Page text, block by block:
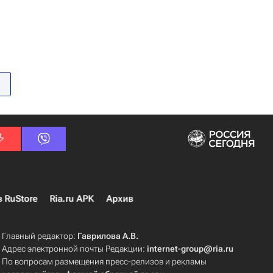
RuStore Ria.ru APK Архив
Главный редактор: Гаврилова А.В.
Адрес электронной почты Редакции:internet-group@ria.ru
По вопросам размещения пресс-релизов и рекламы